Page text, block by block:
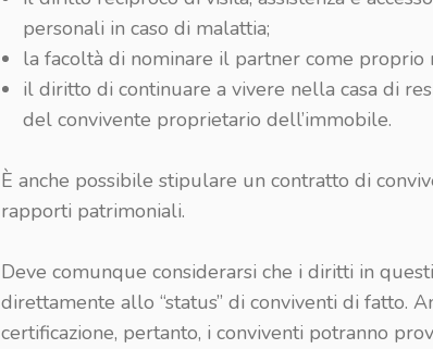
personali in caso di malattia;
la facoltà di nominare il partner come proprio
il diritto di continuare a vivere nella casa di
del convivente proprietario dell’immobile.
È anche possibile stipulare un contratto di
rapporti patrimoniali.
Deve comunque considerarsi che i diritti in
direttamente allo “status” di conviventi di fatto.
certificazione, pertanto, i conviventi potranno